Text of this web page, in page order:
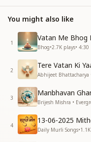
ना कोई आवाज यहां ना
ना कोई आवाज यहां ना कोई
रोशनी रोशनी आनंद बेशुमार है
रोशनी रोशनी आनंद
हो रही है रूबरू यहां तुमसे
क्या खूब ये रूहानी मुल्क तेरी
There is no sound
There is no sound
thinking.
Only light, light, and
Only light, light, and
Here, face to face, I
How beautiful is this
You might also like
1
Vatan Me Bhog
Bhog•2.7K plays• 4:30
2
Tere Vatan Ki
Abhijeet Bhattacharya
3
Manbhavan
Brijesh Mishra •
4
13-06-2025
Daily Murli Songs•1.1K